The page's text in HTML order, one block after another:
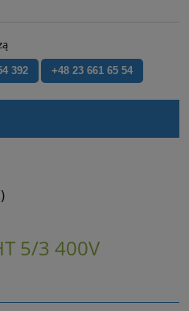
392 +48 23 661 65 54
5/3 400V